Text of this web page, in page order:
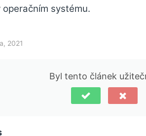
systému.
2021
Byl tento článek